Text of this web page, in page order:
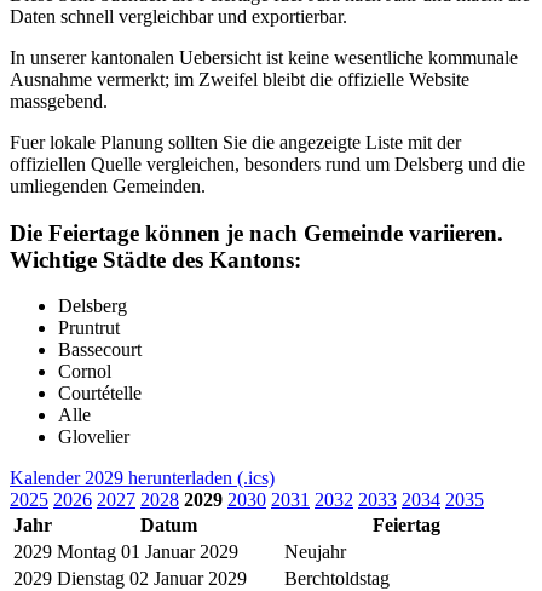
Daten schnell vergleichbar und exportierbar.
In unserer kantonalen Uebersicht ist keine wesentliche kommunale
Ausnahme vermerkt; im Zweifel bleibt die offizielle Website
massgebend.
Fuer lokale Planung sollten Sie die angezeigte Liste mit der
offiziellen Quelle vergleichen, besonders rund um Delsberg und die
umliegenden Gemeinden.
Die Feiertage können je nach Gemeinde variieren.
Wichtige Städte des Kantons:
Delsberg
Pruntrut
Bassecourt
Cornol
Courtételle
Alle
Glovelier
Kalender 2029 herunterladen (.ics)
2025 2026 2027 2028 2029 2030 2031 2032 2033 2034 2035
Jahr
Datum
Feiertag
2029 Montag 01 Januar 2029
Neujahr
2029 Dienstag 02 Januar 2029
Berchtoldstag